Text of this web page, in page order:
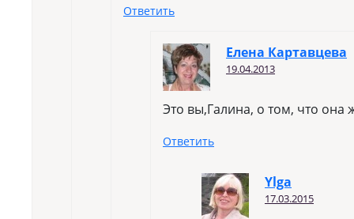
Ответить
Елена Картавцева
19.04.2013
Это вы,Галина, о том, что она
Ответить
Ylga
17.03.2015